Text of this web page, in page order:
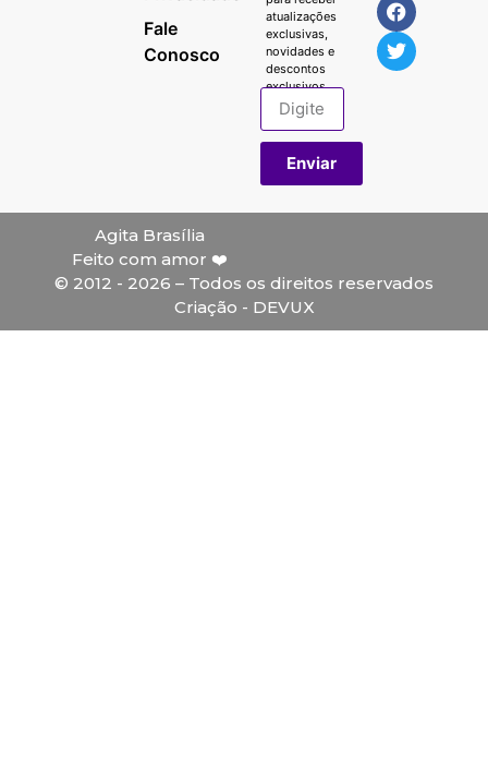
Fale
Conosco
atualizações
exclusivas,
novidades e
descontos
exclusivos.
Enviar
Agita Brasília
Feito com amor ❤️
© 2012 - 2026 – Todos os direitos reservados
Criação - DEVUX